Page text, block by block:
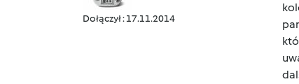
Dołączył : 17.11.2014